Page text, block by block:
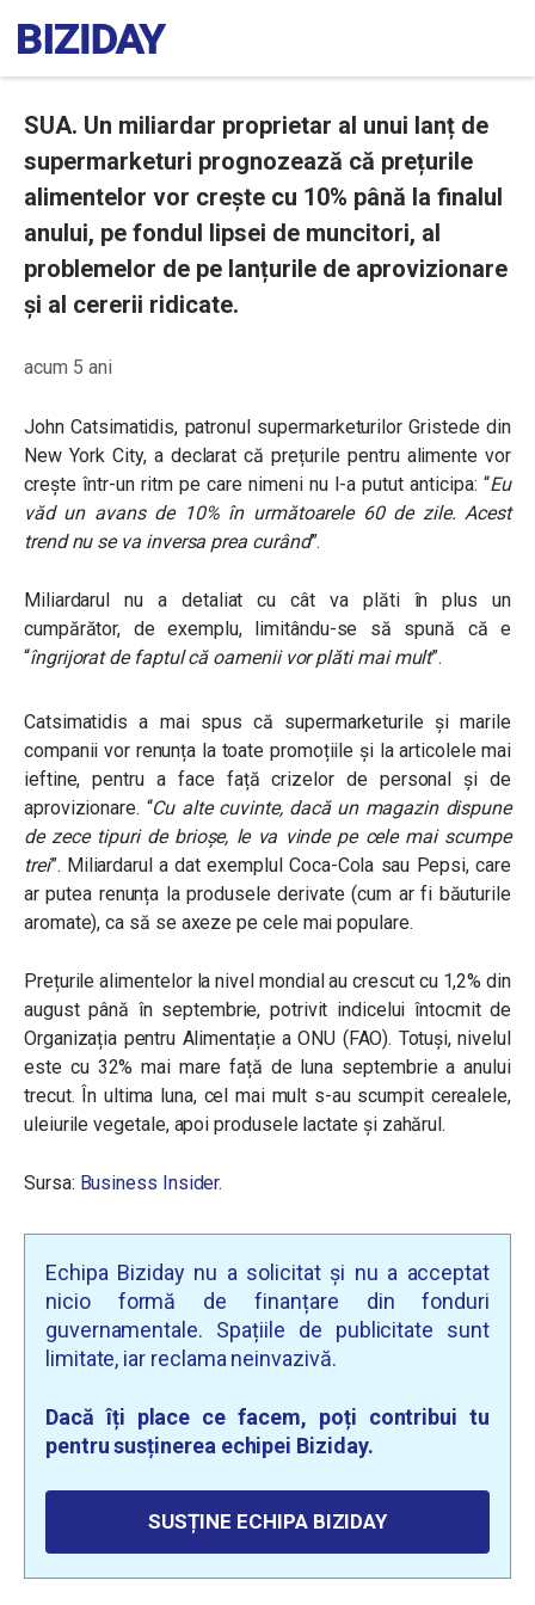
SUA. Un miliardar proprietar al unui lanț de
supermarketuri prognozează că prețurile
alimentelor vor crește cu 10% până la finalul
anului, pe fondul lipsei de muncitori, al
problemelor de pe lanțurile de aprovizionare
și al cererii ridicate.
acum 5 ani
John Catsimatidis, patronul supermarketurilor Gristede din
New York City, a declarat că prețurile pentru alimente vor
crește într-un ritm pe care nimeni nu l-a putut anticipa:“Eu
văd un avans de 10% în următoarele 60 de zile. Acest
trend nu se va inversa prea curând”.
Miliardarul nu a detaliat cu cât va plăti în plus un
cumpărător, de exemplu, limitându-se să spună că e
“îngrijorat de faptul că oamenii vor plăti mai mult”.
Catsimatidis a mai spus că supermarketurile și marile
companii vor renunța la toate promoțiile și la articolele mai
ieftine, pentru a face față crizelor de personal și de
aprovizionare. “Cu alte cuvinte, dacă un magazin dispune
de zece tipuri de brioșe, le va vinde pe cele mai scumpe
trei”. Miliardarul a dat exemplul Coca-Cola sau Pepsi, care
ar putea renunța la produsele derivate (cum ar fi băuturile
aromate), ca să se axeze pe cele mai populare.
Prețurile alimentelor la nivel mondial au crescut cu 1,2% din
august până în septembrie, potrivit indicelui întocmit de
Organizația pentru Alimentație a ONU (FAO). Totuși, nivelul
este cu 32% mai mare față de luna septembrie a anului
trecut. În ultima luna, cel mai mult s-au scumpit cerealele,
uleiurile vegetale, apoi produsele lactate și zahărul.
Sursa: Business Insider.
Echipa Biziday nu a solicitat și nu a acceptat
nicio formă de finanțare din fonduri
guvernamentale. Spațiile de publicitate sunt
limitate, iar reclama neinvazivă.
Dacă îți place ce facem, poți contribui tu
pentru susținerea echipei Biziday.
SUSȚINE ECHIPA BIZIDAY